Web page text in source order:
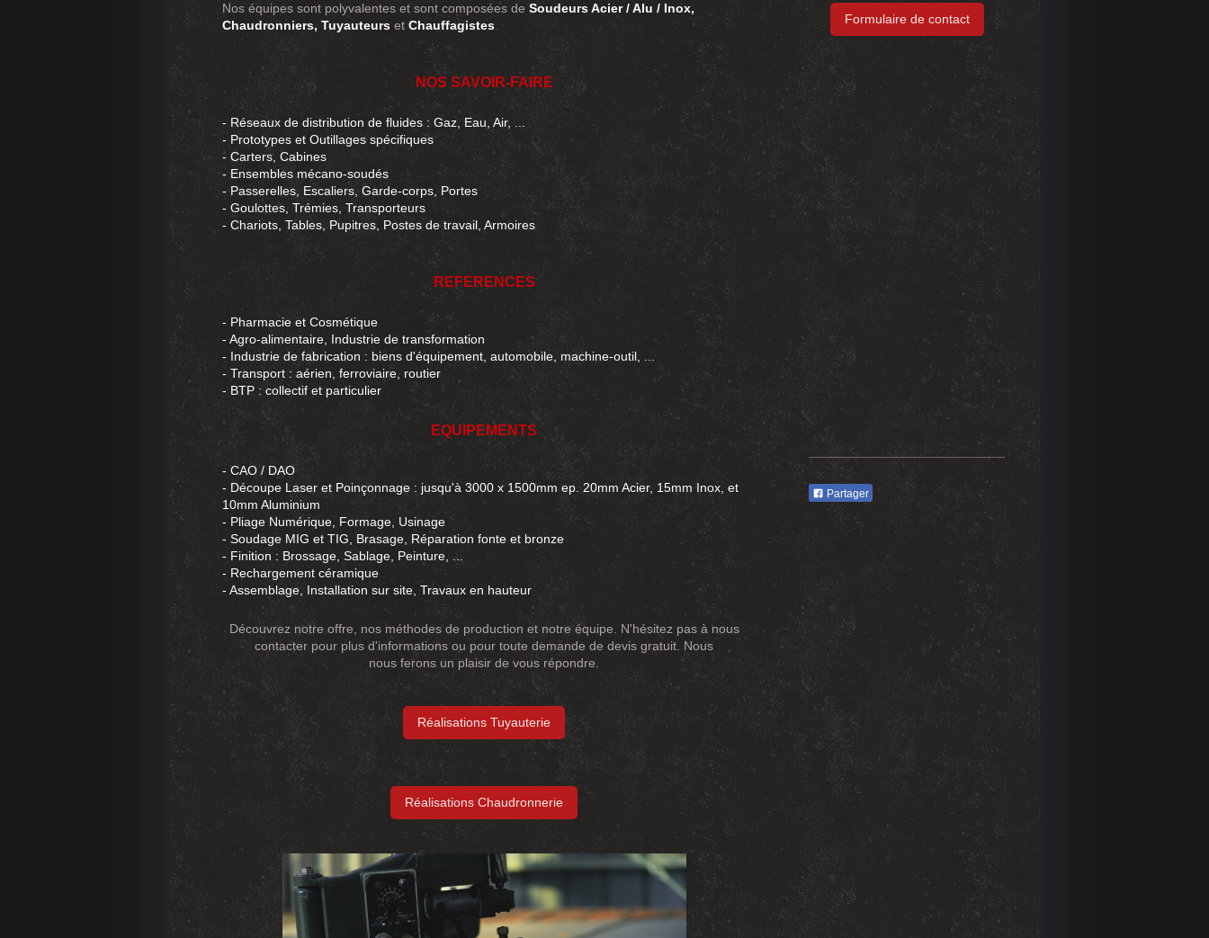
Nos équipes sont polyvalentes et sont composées de Soudeurs Acier / Alu / Inox,
Chaudronniers, Tuyauteurs et Chauffagistes
NOS SAVOIR-FAIRE
- Réseaux de distribution de fluides : Gaz, Eau, Air, ...
- Prototypes et Outillages spécifiques
- Carters, Cabines
- Ensembles mécano-soudés
- Passerelles, Escaliers, Garde-corps, Portes
- Goulottes, Trémies, Transporteurs
- Chariots, Tables, Pupitres, Postes de travail, Armoires
REFERENCES
- Pharmacie et Cosmétique
- Agro-alimentaire, Industrie de transformation
- Industrie de fabrication : biens d'équipement, automobile, machine-outil, ...
- Transport : aérien, ferroviaire, routier
- BTP : collectif et particulier
EQUIPEMENTS
- CAO / DAO
- Découpe Laser et Poinçonnage : jusqu'à 3000 x 1500mm ep. 20mm Acier, 15mm Inox, et
10mm Aluminium
- Pliage Numérique, Formage, Usinage
- Soudage MIG et TIG, Brasage, Réparation fonte et bronze
- Finition : Brossage, Sablage, Peinture, ...
- Rechargement céramique
- Assemblage, Installation sur site, Travaux en hauteur
Découvrez notre offre, nos méthodes de production et notre équipe. N'hésitez pas à nous
contacter pour plus d'informations ou pour toute demande de devis gratuit. Nous
nous ferons un plaisir de vous répondre.
Réalisations Tuyauterie
Réalisations Chaudronnerie
Formulaire de contact
Partager